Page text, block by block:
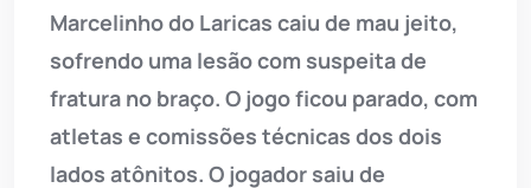
Marcelinho do Laricas caiu de mau jeito,
sofrendo uma lesão com suspeita de
fratura no braço. O jogo ficou parado, com
atletas e comissões técnicas dos dois
lados atônitos. O jogador saiu de